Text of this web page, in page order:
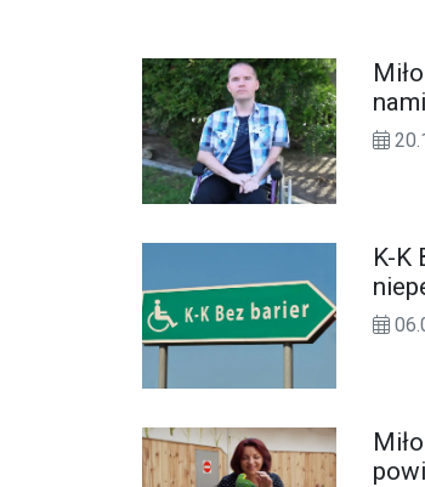
K-K